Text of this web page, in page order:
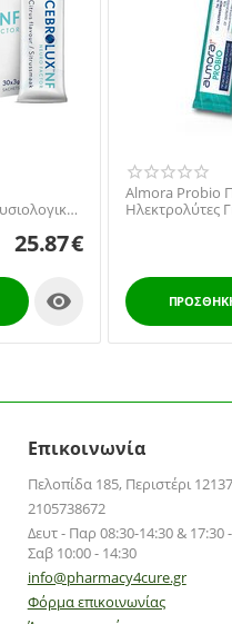
25.87€

Almora Probio
Ηλεκτρολύτες
Επικοινωνία
Πελοπίδα 185, Περιστέρι
2105738672
Δευτ - Παρ 08:30-14:30 & 17:30
Σαβ 10:00 - 14:30
info@pharmacy4cure.gr
Φόρμα επικοινωνίας